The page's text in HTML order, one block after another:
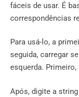
fáceis de usar. É
correspondências
Para usá-lo, a
seguida, carregar
esquerda.
Após, digite a